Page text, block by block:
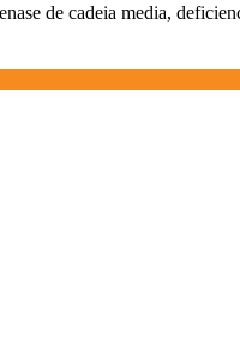
de cadeia media,